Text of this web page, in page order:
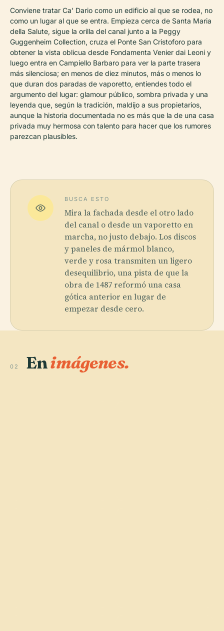
Conviene tratar Ca' Dario como un edificio al que se rodea, no
como un lugar al que se entra. Empieza cerca de Santa Maria
della Salute, sigue la orilla del canal junto a la Peggy
Guggenheim Collection, cruza el Ponte San Cristoforo para
obtener la vista oblicua desde Fondamenta Venier dai Leoni y
luego entra en Campiello Barbaro para ver la parte trasera
más silenciosa; en menos de diez minutos, más o menos lo
que duran dos paradas de vaporetto, entiendes todo el
argumento del lugar: glamour público, sombra privada y una
leyenda que, según la tradición, maldijo a sus propietarios,
aunque la historia documentada no es más que la de una casa
privada muy hermosa con talento para hacer que los rumores
parezcan plausibles.
BUSCA ESTO
Mira la fachada desde el otro lado
del canal o desde un vaporetto en
marcha, no justo debajo. Los discos
y paneles de mármol blanco,
verde y rosa transmiten un ligero
desequilibrio, una pista de que la
obra de 1487 reformó una casa
gótica anterior en lugar de
empezar desde cero.
02 Enimágenes.